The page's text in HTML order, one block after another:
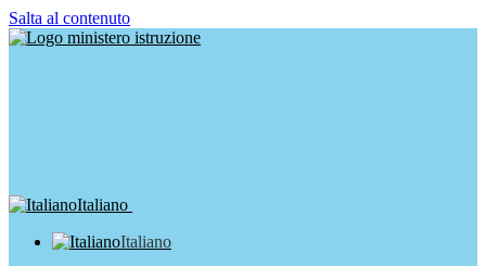
Salta al contenuto
Italiano
Italiano